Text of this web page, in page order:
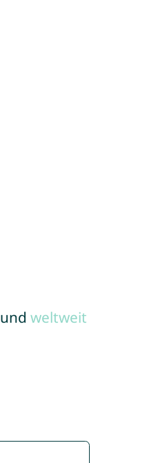
und weltweit